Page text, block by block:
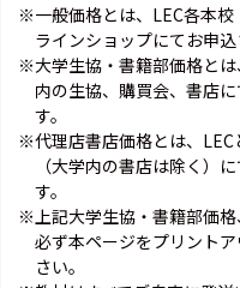
※一般価格とは、LEC各本校
ラインショップにてお申込
※大学生協・書籍部価格と
内の生協、購買会、書店
す。
※代理店書店価格とは、
（大学内の書店は除く）
す。
※上記大学生協・書籍部価格
必ず本ページをプリント
さい。